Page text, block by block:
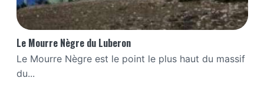
Le Mourre Nègre du Luberon
Le Mourre Nègre est le point le plus haut du massif
du...